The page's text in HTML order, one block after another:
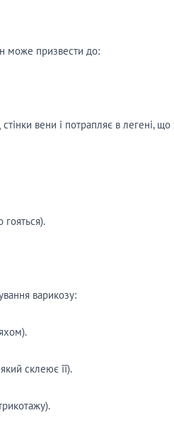
може призвести до:
вени і потрапляє в легені,
гояться).
варикозу:
склеює її).